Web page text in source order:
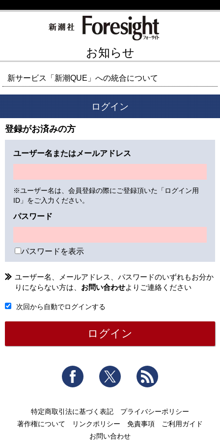
お知らせ
新サービス「新潮QUE」への統合について
ログイン
登録がお済みの方
ユーザー名またはメールアドレス
※ユーザー名は、会員登録の際にご登録頂いた「ログイン用
ID」をご入力ください。
パスワード
パスワードを表示
ユーザー名、メールアドレス、パスワードのいずれもお分か
りにならない方は、 お問い合わせよりご連絡ください
次回から自動でログインする
Facebook Twitter
特定商取引法に基づく表記
プライバシーポリシー
著作権について
リンクポリシー 免責事項
ご利用ガイド
お問い合わせ